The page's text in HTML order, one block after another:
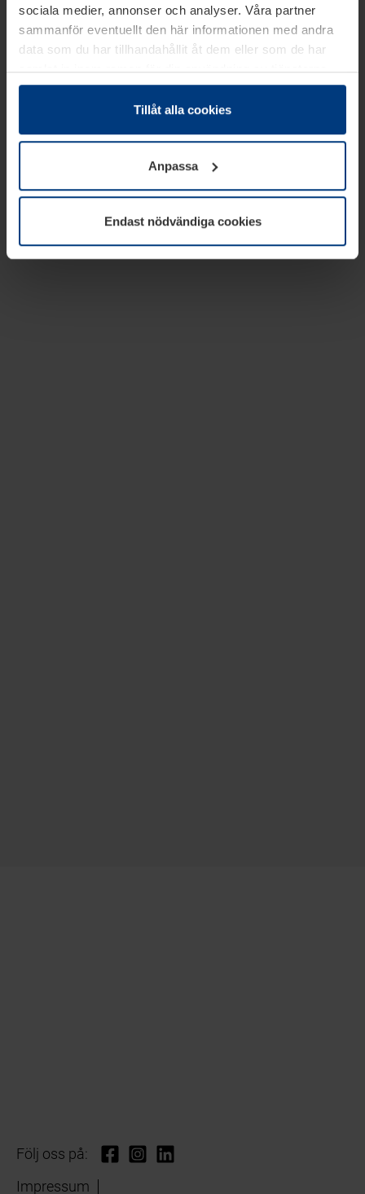
sociala medier, annonser och analyser. Våra partner
sammanför eventuellt den här informationen med andra
data som du har tillhandahållit åt dem eller som de har
samlat in inom ramen för din användning av tjänsterna.
Juridiskt kan vi lagra kakor på din enhet, om de är
absolut nödvändiga för driften av den här webbplatsen.
godkännande kan du när som helst ändra eller återkalla i
informationen om kakor underDataskyddsförklaring
vår webbplats.
Tillåt alla cookies
Anpassa
Endast nödvändiga cookies
Följ oss på:
Impressum